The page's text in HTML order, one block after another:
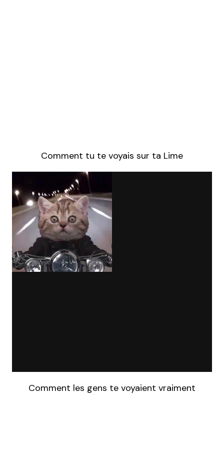
Comment tu te voyais sur ta Lime
Comment les gens te voyaient vraiment